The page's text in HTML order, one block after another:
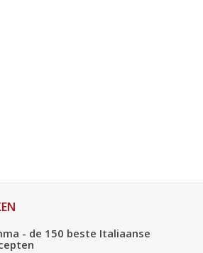
- de 150 beste Italiaanse